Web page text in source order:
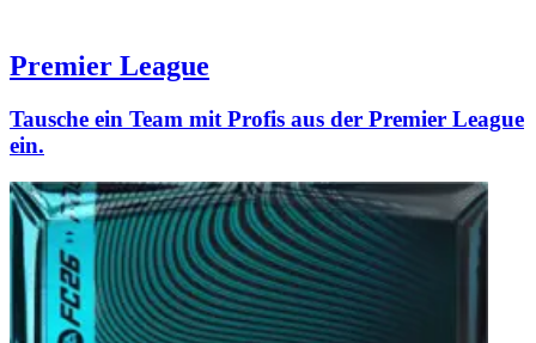
Premier League
Tausche ein Team mit Profis aus der Premier League
ein.